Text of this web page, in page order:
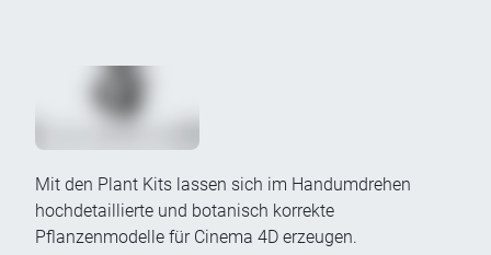
Mit den Plant Kits lassen sich im Handumdrehen
hochdetaillierte und botanisch korrekte
Pflanzenmodelle für Cinema 4D erzeugen.